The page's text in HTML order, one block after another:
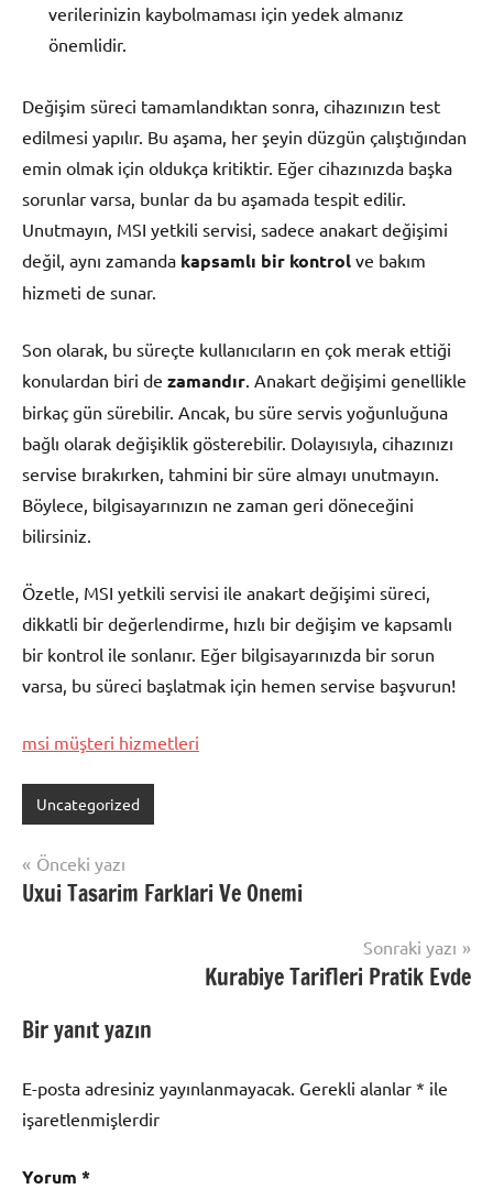
verilerinizin kaybolmaması için yedek almanız
önemlidir.
Değişim süreci tamamlandıktan sonra, cihazınızın test
edilmesi yapılır. Bu aşama, her şeyin düzgün çalıştığından
emin olmak için oldukça kritiktir. Eğer cihazınızda başka
sorunlar varsa, bunlar da bu aşamada tespit edilir.
Unutmayın, MSI yetkili servisi, sadece anakart değişimi
değil, aynı zamanda kapsamlı bir kontrol ve bakım
hizmeti de sunar.
Son olarak, bu süreçte kullanıcıların en çok merak ettiği
konulardan biri de zamandır . Anakart değişimi genellikle
birkaç gün sürebilir. Ancak, bu süre servis yoğunluğuna
bağlı olarak değişiklik gösterebilir. Dolayısıyla, cihazınızı
servise bırakırken, tahmini bir süre almayı unutmayın.
Böylece, bilgisayarınızın ne zaman geri döneceğini
bilirsiniz.
Özetle, MSI yetkili servisi ile anakart değişimi süreci,
dikkatli bir değerlendirme, hızlı bir değişim ve kapsamlı
bir kontrol ile sonlanır. Eğer bilgisayarınızda bir sorun
varsa, bu süreci başlatmak için hemen servise başvurun!
msi müşteri hizmetleri
Uncategorized
Yazı
gezinmesi
Önceki yazı
Uxui Tasarim Farklari Ve Onemi
Sonraki yazı
Kurabiye Tarifleri Pratik Evde
Bir yanıt yazın
E-posta adresiniz yayınlanmayacak. Gerekli alanlar * ile
işaretlenmişlerdir
Yorum *